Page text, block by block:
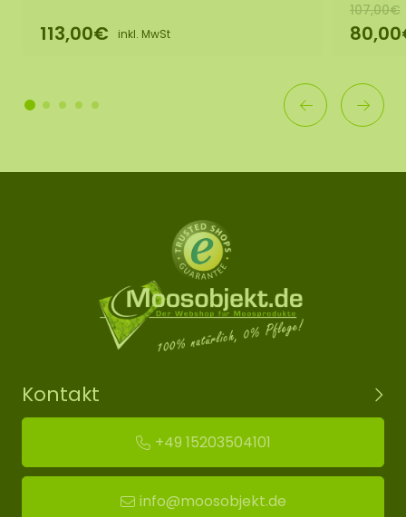
113,00€ inkl. MwSt
107,00€
Kontakt
+49 15203504101
info@moosobjekt.de